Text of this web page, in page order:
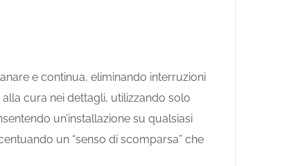
e continua, eliminando interruzioni
cura nei dettagli, utilizzando solo
un’installazione su qualsiasi
un “senso di scomparsa” che